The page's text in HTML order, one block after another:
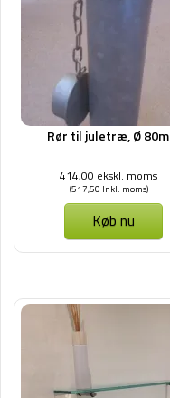
Rør til juletræ, Ø
414,00 ekskl. moms
(517,50 Inkl. moms)
Køb nu